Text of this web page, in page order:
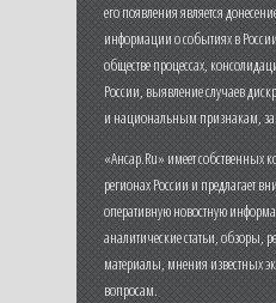
его появления является
информации о событиях в
обществе процессах,
России, выявление случаев
и национальным признакам,
«Ансар.Ru» имеет собственных
регионах России и предлагает
оперативную новостную
аналитические статьи, обзоры,
материалы, мнения известных
вопросам.